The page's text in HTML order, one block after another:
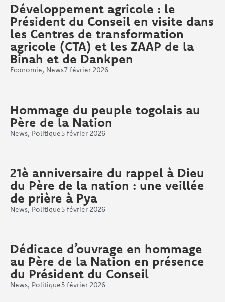
Développement agricole : le
Président du Conseil en visite dans
les Centres de transformation
agricole (CTA) et les ZAAP de la
Binah et de Dankpen
Economie, News7 février 2026
Hommage du peuple togolais au
Père de la Nation
News, Politique5 février 2026
21è anniversaire du rappel à Dieu
du Père de la nation : une veillée
de prière à Pya
News, Politique5 février 2026
Dédicace d’ouvrage en hommage
au Père de la Nation en présence
du Président du Conseil
News, Politique5 février 2026